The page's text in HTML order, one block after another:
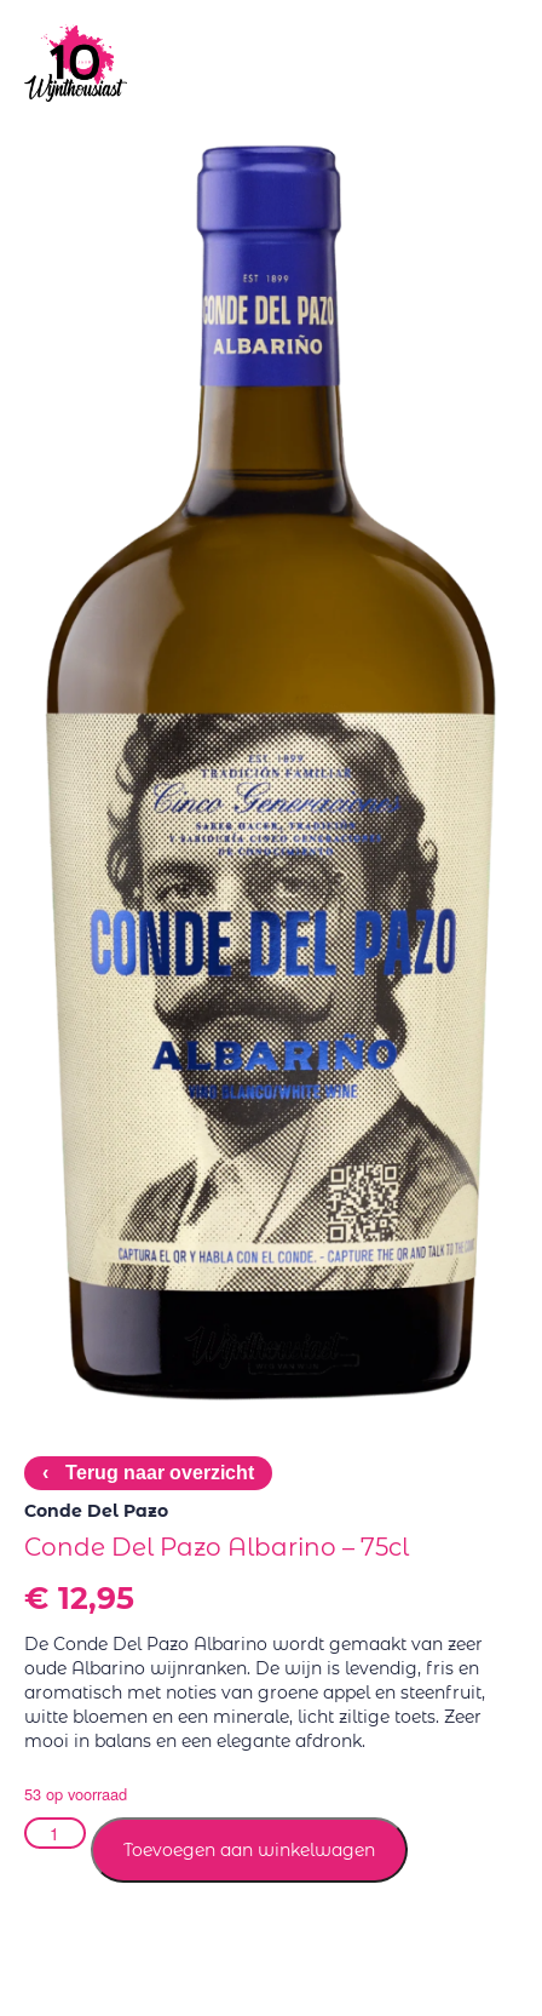
‹ Terug naar overzicht
Conde Del Pazo
Conde Del Pazo Albarino – 75cl
€ 12,95
De Conde Del Pazo Albarino wordt gemaakt van zeer
oude Albarino wijnranken. De wijn is levendig, fris en
aromatisch met noties van groene appel en steenfruit,
witte bloemen en een minerale, licht ziltige toets. Zeer
mooi in balans en een elegante afdronk.
53 op voorraad
Toevoegen aan winkelwagen